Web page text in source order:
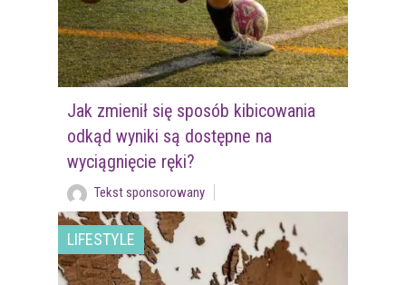
Jak zmienił się sposób kibicowania
odkąd wyniki są dostępne na
wyciągnięcie ręki?
Tekst sponsorowany
LIFESTYLE